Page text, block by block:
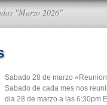
"Marzo 2026"
Sabado 28 de marzo
Sabado de cada mes nos
dia 28 de marzo a las 6:30pm